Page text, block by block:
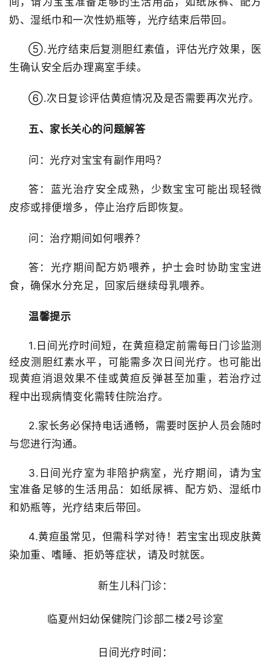
奶、湿纸巾和一次性奶瓶等 ，光疗结束后带回。
⑤.光疗结束后复测胆红素值 ，评估光疗效果，
医
生确认安全后办理离室手续。
⑥.次日复诊评估黄疸情况及是否需要再次光疗。
五、家长关心的问题解答
问 ：光疗对宝宝有副作用吗？
答 ：蓝光治疗安全成熟，少数宝宝可能出现轻微
皮疹或排便增多，停止治疗后即恢复。
问 ：治疗期间如何喂养？
答 ：光疗期间 配方奶喂养，护士会时协助宝宝进
食，确保水分充足 ，回家后继续母乳喂养。
温馨提示
1. 日间光疗时间短，在黄疸稳定前需每日门诊监测
经皮测胆红素水平，可能需多次日间光疗。也可能出
现黄疸消退效果不佳或黄疸反弹甚至加重，若治疗过
程中出现病情变化需转住院治疗。
2.家长务必保持电话通畅，需要时医护人员会随时
与您进行沟通。
3. 日间光疗室为非陪护病室，光疗期间，请为宝
宝准备足够的生活用品：如纸尿裤、配方奶、湿纸巾
和奶瓶等，光疗结束后带回。
4.黄疸虽常见，但需科学对待！若宝宝出现皮肤黄
染加重、嗜睡、拒奶等症状，请及时就医。
新生儿科门诊：
临夏州妇幼保健院门诊部二楼2号诊室
日间光疗时间：